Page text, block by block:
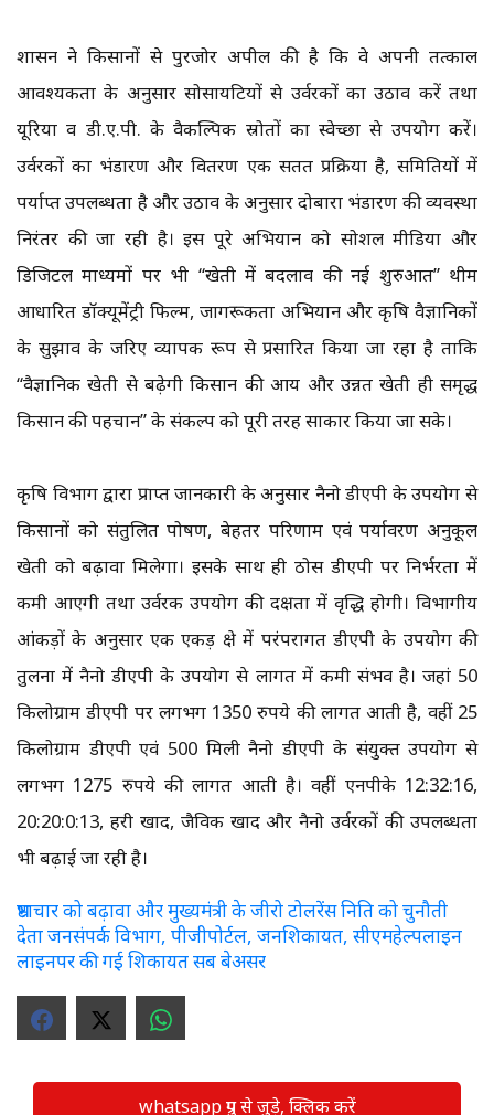
शासन ने किसानों से पुरजोर अपील की है कि वे अपनी तत्काल
आवश्यकता के अनुसार सोसायटियों से उर्वरकों का उठाव करें तथा
यूरिया व डी.ए.पी. के वैकल्पिक स्रोतों का स्वेच्छा से उपयोग करें।
उर्वरकों का भंडारण और वितरण एक सतत प्रक्रिया है, समितियों में
पर्याप्त उपलब्धता है और उठाव के अनुसार दोबारा भंडारण की व्यवस्था
निरंतर की जा रही है। इस पूरे अभियान को सोशल मीडिया और
डिजिटल माध्यमों पर भी “खेती में बदलाव की नई शुरुआत” थीम
आधारित डॉक्यूमेंट्री फिल्म, जागरूकता अभियान और कृषि वैज्ञानिकों
के सुझाव के जरिए व्यापक रूप से प्रसारित किया जा रहा है ताकि
“वैज्ञानिक खेती से बढ़ेगी किसान की आय और उन्नत खेती ही समृद्ध
किसान की पहचान” के संकल्प को पूरी तरह साकार किया जा सके।
कृषि विभाग द्वारा प्राप्त जानकारी के अनुसार नैनो डीएपी के उपयोग से
किसानों को संतुलित पोषण, बेहतर परिणाम एवं पर्यावरण अनुकूल
खेती को बढ़ावा मिलेगा। इसके साथ ही ठोस डीएपी पर निर्भरता में
कमी आएगी तथा उर्वरक उपयोग की दक्षता में वृद्धि होगी। विभागीय
आंकड़ों के अनुसार एक एकड़ क्षेत्र में परंपरागत डीएपी के उपयोग की
तुलना में नैनो डीएपी के उपयोग से लागत में कमी संभव है। जहां 50
किलोग्राम डीएपी पर लगभग 1350 रुपये की लागत आती है, वहीं 25
किलोग्राम डीएपी एवं 500 मिली नैनो डीएपी के संयुक्त उपयोग से
लगभग 1275 रुपये की लागत आती है। वहीं एनपीके 12:32:16,
20:20:0:13, हरी खाद, जैविक खाद और नैनो उर्वरकों की उपलब्धता
भी बढ़ाई जा रही है।
भ्रष्टाचार को बढ़ावा और मुख्यमंत्री के जीरो टोलरेंस निति को चुनौती
देता जनसंपर्क विभाग, पीजीपोर्टल, जनशिकायत, सीएमहेल्पलाइन
लाइनपर की गई शिकायत सब बेअसर
whatsapp ग्रुप से जुड़े, क्लिक करें